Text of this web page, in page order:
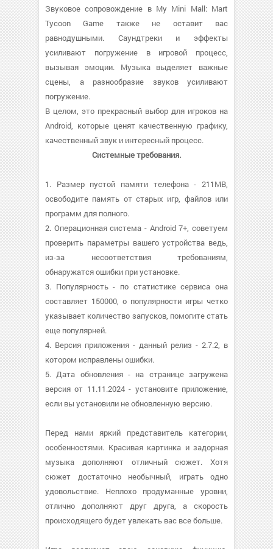
Звуковое сопровождение в My Mini Mall: Mart
Tycoon Game также не оставит вас
равнодушными. Саундтреки и эффекты
усиливают погружение в игровой процесс,
вызывая эмоции. Музыка выделяет важные
сцены, а разнообразие звуков усиливают
погружение.
В целом, это прекрасный выбор для игроков на
Android, которые ценят качественную графику,
качественный звук и интересный процесс.
Системные требования.
1. Размер пустой памяти телефона - 211MB,
освободите память от старых игр, файлов или
программ для полного.
2. Операционная система - Android 7+, советуем
проверить параметры вашего устройства ведь,
из-за несоответствия требованиям,
обнаружатся ошибки при установке.
3. Популярность - по статистике сервиса она
составляет 150000, о популярности игры четко
указывает количество запусков, помогите стать
еще популярней.
4. Версия приложения - данный релиз - 2.7.2, в
котором исправлены ошибки.
5. Дата обновления - на странице загружена
версия от 11.11.2024 - установите приложение,
если вы установили не обновленную версию.
Перед нами яркий представитель категории,
особенностями. Красивая картинка и задорная
музыка дополняют отличный сюжет. Хотя
сюжет достаточно необычный, играть одно
удовольствие. Неплохо продуманные уровни,
отлично дополняют друг друга, а скорость
происходящего будет увлекать вас все больше.